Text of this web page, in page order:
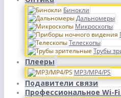
Бинокли
Дальномеры
Микроскопы
Телескопы
Трубы
Плееры
MP3/MP4/PS
Подавители связи
Профессиональное Wi-